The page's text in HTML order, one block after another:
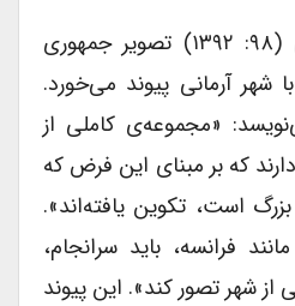
اما به‌زعم دیوید هاروی (۹۸: ۱۳۹۲) تصویر جمهوری
شهر آرمانی پیوند می‌خورد.
«مجموعه‌ی کاملی از
که بر مبنای این فرض که
است، تکوین یافته‌اند».
فرانسه، باید سرانجام،
از شهر تصور کند». این پیوند